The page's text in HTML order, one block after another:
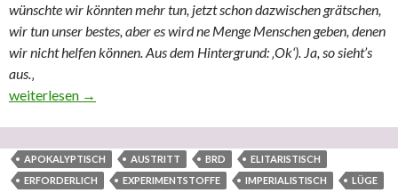
wünschte wir könnten mehr tun, jetzt schon dazwischen grätschen,
wir tun unser bestes, aber es wird ne Menge Menschen geben, denen
wir nicht helfen können. Aus dem Hintergrund: ‚Ok‘). Ja, so sieht’s
aus.‚
23. Juli 21 Unverzüglicher Austritt der BRD aus der WHO
weiterlesen →
APOKALYPTISCH AUSTRITT BRD
ELITARISTISCH
ERFORDERLICH
EXPERIMENTSTOFFE IMPERIALISTISCH
LÜGE